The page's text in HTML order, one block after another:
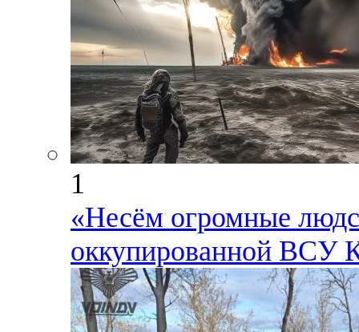
1
«Несём огромные
оккупированной ВСУ